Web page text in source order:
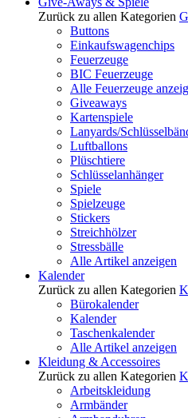
Zurück zu allen Kategorien
Buttons
Einkaufswagenchips
Feuerzeuge
BIC Feuerzeuge
Alle Feuerzeuge
Giveaways
Kartenspiele
Lanyards/
Luftballons
Plüschtiere
Schlüsselanhänger
Spiele
Spielzeuge
Stickers
Streichhölzer
Stressbälle
Alle Artikel anzeigen
Kalender
Zurück zu allen Kategorien
Bürokalender
Kalender
Taschenkalender
Alle Artikel anzeigen
Kleidung & Accessoires
Zurück zu allen Kategorien
Arbeitskleidung
Armbänder